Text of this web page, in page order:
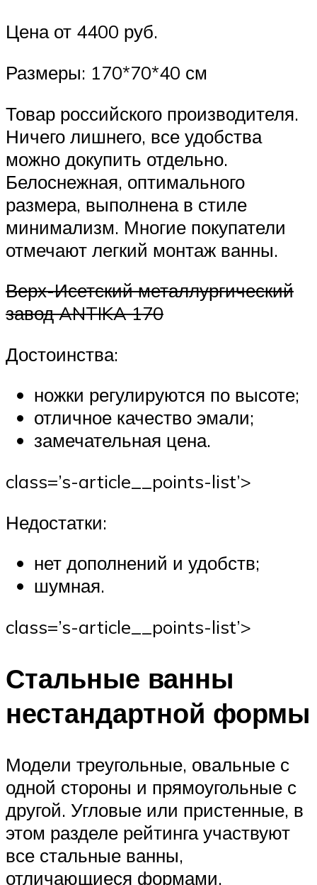
Цена от 4400 руб.
Размеры: 170*70*40 см
Товар российского производителя.
Ничего лишнего, все удобства
можно докупить отдельно.
Белоснежная, оптимального
размера, выполнена в стиле
минимализм. Многие покупатели
отмечают легкий монтаж ванны.
Верх-Исетский металлургический
завод ANTIKA 170
Достоинства:
ножки регулируются по высоте;
отличное качество эмали;
замечательная цена.
class=’s-article__points-list’>
Недостатки:
нет дополнений и удобств;
шумная.
class=’s-article__points-list’>
Стальные ванны
нестандартной формы
Модели треугольные, овальные с
одной стороны и прямоугольные с
другой. Угловые или пристенные, в
этом разделе рейтинга участвуют
все стальные ванны,
отличающиеся формами.